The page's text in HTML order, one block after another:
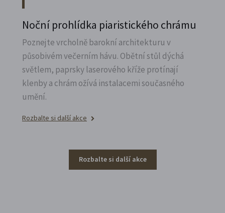
Noční prohlídka piaristického chrámu
Poznejte vrcholně barokní architekturu v
působivém večerním hávu. Obětní stůl dýchá
světlem, paprsky laserového kříže protínají
klenby a chrám ožívá instalacemi současného
umění.
Rozbalte si další akce
Rozbalte si další akce